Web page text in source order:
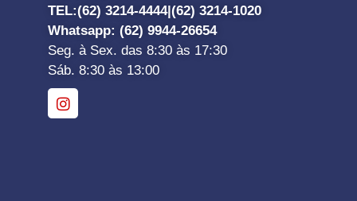
TEL:(62) 3214-4444|(62) 3214-1020
Whatsapp: (62) 9944-26654
Seg. à Sex. das 8:30 às 17:30
Sáb. 8:30 às 13:00